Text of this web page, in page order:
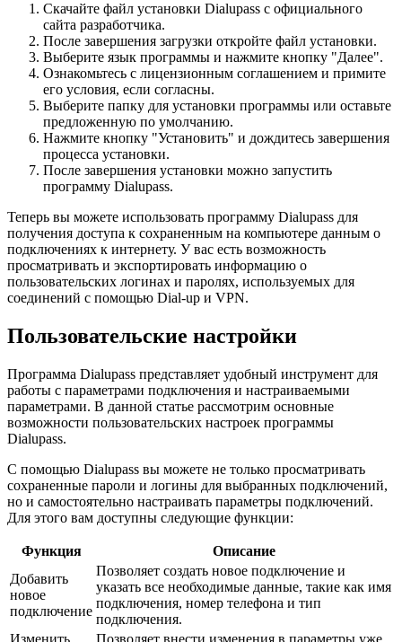
Скачайте файл установки Dialupass с официального
сайта разработчика.
После завершения загрузки откройте файл установки.
Выберите язык программы и нажмите кнопку "Далее".
Ознакомьтесь с лицензионным соглашением и примите
его условия, если согласны.
Выберите папку для установки программы или оставьте
предложенную по умолчанию.
Нажмите кнопку "Установить" и дождитесь завершения
процесса установки.
После завершения установки можно запустить
программу Dialupass.
Теперь вы можете использовать программу Dialupass для
получения доступа к сохраненным на компьютере данным о
подключениях к интернету. У вас есть возможность
просматривать и экспортировать информацию о
пользовательских логинах и паролях, используемых для
соединений с помощью Dial-up и VPN.
Пользовательские настройки
Программа Dialupass представляет удобный инструмент для
работы с параметрами подключения и настраиваемыми
параметрами. В данной статье рассмотрим основные
возможности пользовательских настроек программы
Dialupass.
С помощью Dialupass вы можете не только просматривать
сохраненные пароли и логины для выбранных подключений,
но и самостоятельно настраивать параметры подключений.
Для этого вам доступны следующие функции:
Функция
Описание
Добавить
новое
подключение
Позволяет создать новое подключение и
указать все необходимые данные, такие как имя
подключения, номер телефона и тип
подключения.
Изменить
Позволяет внести изменения в параметры уже